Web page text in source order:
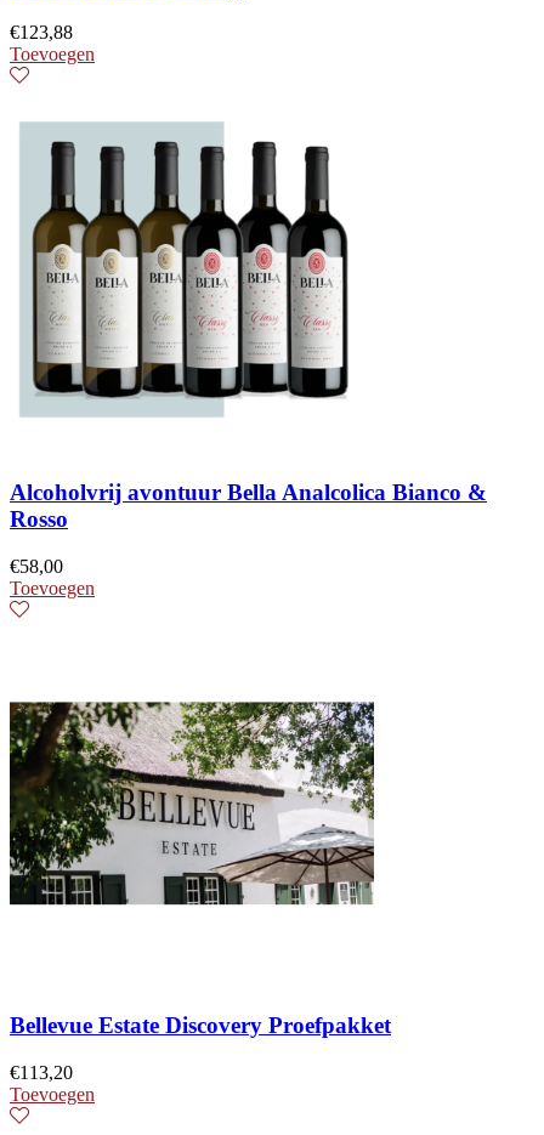
€123,88
Toevoegen
Alcoholvrij avontuur Bella Analcolica Bianco &
Rosso
€58,00
Toevoegen
Bellevue Estate Discovery Proefpakket
€113,20
Toevoegen